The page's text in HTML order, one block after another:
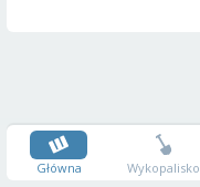
Główna Wykopalisko